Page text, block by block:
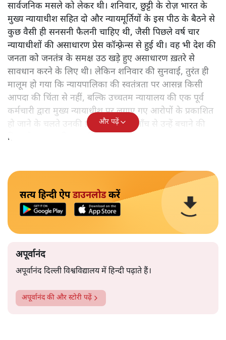
सार्वजनिक मसले को लेकर थी। शनिवार, छुट्टी के रोज़ भारत के
मुख्य न्यायाधीश सहित दो और न्यायमूर्तियों के इस पीठ के बैठने से
कुछ वैसी ही सनसनी फैलनी चाहिए थी, जैसी पिछले वर्ष चार
न्यायाधीशों की असाधारण प्रेस कॉन्फ़्रेन्स से हुई थी। वह भी देश की
जनता को जनतंत्र के समक्ष उठ खड़े हुए असाधारण ख़तरे से
सावधान करने के लिए थी। लेकिन शनिवार की सुनवाई, तुरंत ही
मालूम हो गया कि न्यायपालिका की स्वतंत्रता पर आसन्न किसी
आपदा की चिंता से नहीं, बल्कि उच्चतम न्यायालय की एक पूर्व
कर्मचारी द्वारा मुख्य न्यायाधीश पर लगाए गए आरोपों के प्रकाशित
हो जाने के चलते उनकी प्रतिष्ठा पर आई आँच से उन्हें बचाने की
फ़िक्र के कारण की जा रही थी।
और पढ़ें
सत्य हिन्दी ऐपडाउनलोडकरें
अपूर्वानंद
अपूर्वानंद दिल्ली विश्वविद्यालय में हिन्दी पढ़ाते हैं।
अपूर्वानंदकी और स्टोरी पढ़ें